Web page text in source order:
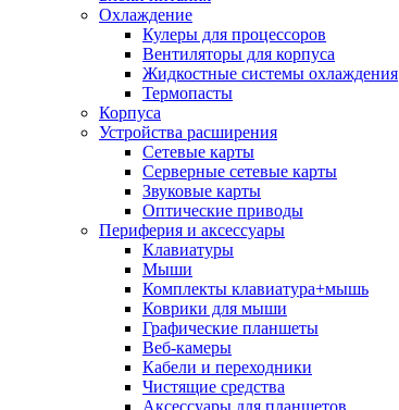
Охлаждение
Кулеры для процессоров
Вентиляторы для корпуса
Жидкостные системы охлаждения
Термопасты
Корпуса
Устройства расширения
Сетевые карты
Серверные сетевые карты
Звуковые карты
Оптические приводы
Периферия и аксессуары
Клавиатуры
Мыши
Комплекты клавиатура+мышь
Коврики для мыши
Графические планшеты
Веб-камеры
Кабели и переходники
Чистящие средства
Аксессуары для планшетов